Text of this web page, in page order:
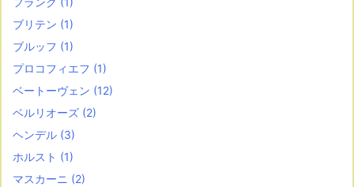
ブリテン (1)
ブルッフ (1)
プロコフィエフ (1)
ベートーヴェン (12)
ベルリオーズ (2)
ヘンデル (3)
ホルスト (1)
マスカーニ (2)